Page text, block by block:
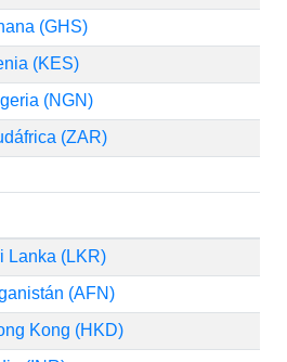
(GHS)
(KES)
(NGN)
(ZAR)
Lanka (LKR)
(AFN)
Kong (HKD)